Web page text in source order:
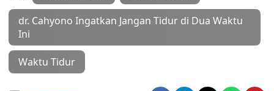
dr. Cahyono Ingatkan Jangan Tidur di Dua Waktu
Ini
Waktu Tidur